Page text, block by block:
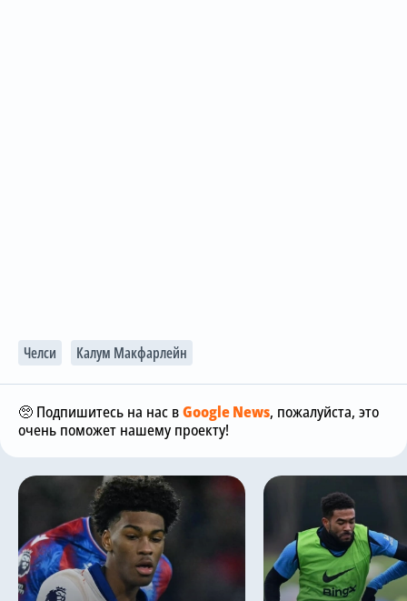
Челси Калум Макфарлейн
🥺 Подпишитесь на нас вGoogle News, пожалуйста, это
очень поможет нашему проекту!